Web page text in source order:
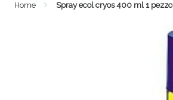
Home Spray ecol cryos 400 ml 1 pezzo